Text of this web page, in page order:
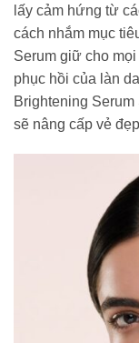
lấy cảm hứng từ
cách nhắm mục
Serum giữ cho
phục hồi của làn
Brightening
sẽ nâng cấp vẻ